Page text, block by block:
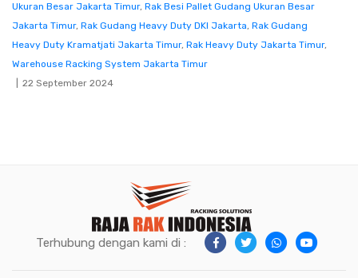
Ukuran Besar Jakarta Timur, Rak Besi Pallet Gudang Ukuran Besar
Jakarta Timur, Rak Gudang Heavy Duty DKI Jakarta, Rak Gudang
Heavy Duty Kramatjati Jakarta Timur, Rak Heavy Duty Jakarta Timur,
Warehouse Racking System Jakarta Timur
22 September 2024
Terhubung dengan kami di :